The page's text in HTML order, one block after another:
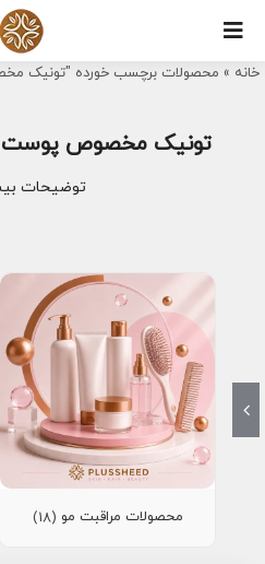
Skip
content
خانه » محصولات برچسب خورده "تونیک
تونیک مخصوص
توضیحات
محصولات مراقبت مو (18)